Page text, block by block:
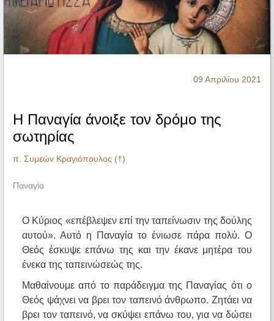
Ηχητικά
09 Απριλίου 2021
Η Παναγία άνοιξε τον δρόμο της
σωτηρίας
π. Συμεών Κραγιόπουλος (†)
Παναγία
Ο Κύριος «επέβλεψεν επί την ταπείνωσιν της δούλης
αυτού». Αυτό η Παναγία το ένιωσε πάρα πολύ. Ο
Θεός έσκυψε επάνω της και την έκανε μητέρα του
ένεκα της ταπεινώσεώς της.
Μαθαίνουμε από το παράδειγμα της Παναγίας ότι ο
Θεός ψάχνει να βρει τον ταπεινό άνθρωπο. Ζητάει να
βρει τον ταπεινό, να σκύψει επάνω του, για να δώσει